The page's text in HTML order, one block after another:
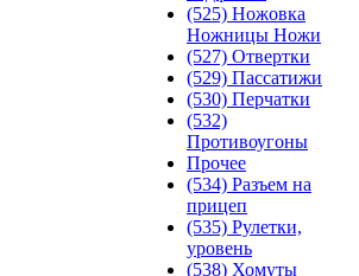
(525) Ножовка
Ножницы Ножи
(527) Отвертки
(529) Пассатижи
(530) Перчатки
(532)
Противоугоны
Прочее
(534) Разъем на
прицеп
(535) Рулетки,
уровень
(538) Хомуты